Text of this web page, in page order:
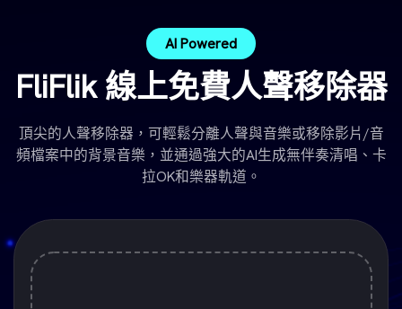
AI Powered
FliFlik 線上免費人聲移除器
頂尖的人聲移除器，可輕鬆分離人聲與音樂或移除影片/音
頻檔案中的背景音樂，並通過強大的AI生成無伴奏清唱、卡
拉OK和樂器軌道。